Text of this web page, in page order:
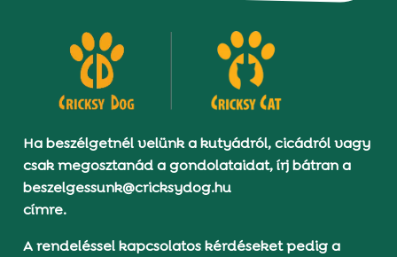
Ha beszélgetnél velünk a kutyádról, cicádról vagy
csak megosztanád a gondolataidat, írj bátran a
beszelgessunk@cricksydog.hu
címre.
A rendeléssel kapcsolatos kérdéseket pedig a